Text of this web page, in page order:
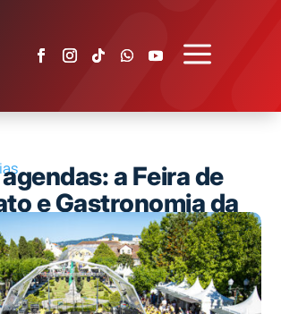
a
a Feira de
e Gastronomia da
2026 já tem data